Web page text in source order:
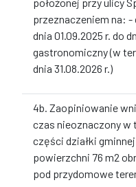
przeznaczeniem na: -
dnia 01.09.2025 r. do
gastronomiczny (w
dnia 31.08.2026 r.)
4b. Zaopiniowanie
czas nieoznaczony w
części działki
powierzchni 76 m2
pod przydomowe